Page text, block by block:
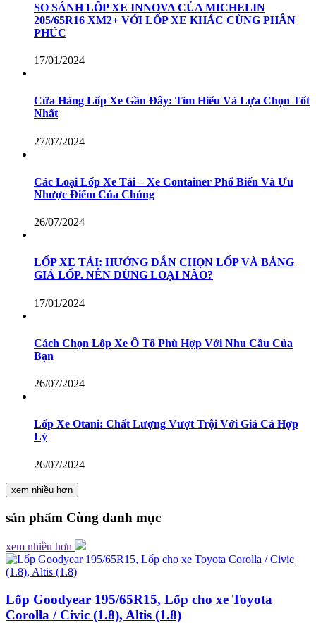
SO SÁNH LỐP XE INNOVA CỦA MICHELIN
205/65R16 XM2+ VỚI LỐP XE KHÁC CÙNG PHÂN
PHÚC
17/01/2024
Cửa Hàng Lốp Xe Gần Đây: Tìm Hiểu Và Lựa Chọn Tốt
Nhất
27/07/2024
Các Loại Lốp Xe Tải – Xe Container Phổ Biến Và Ưu
Nhược Điểm Của Chúng
26/07/2024
LỐP XE TẢI: HƯỚNG DẪN CHỌN LỐP VÀ BẢNG
GIÁ LỐP. NÊN DÙNG LOẠI NÀO?
17/01/2024
Cách Chọn Lốp Xe Ô Tô Phù Hợp Với Nhu Cầu Của
Bạn
26/07/2024
Lốp Xe Otani: Chất Lượng Vượt Trội Với Giá Cả Hợp
Lý
26/07/2024
xem nhiều hơn
sản phẩm Cùng danh mục
xem nhiều hơn
Lốp Goodyear 195/65R15, Lốp cho xe Toyota
Corolla / Civic (1.8), Altis (1.8)